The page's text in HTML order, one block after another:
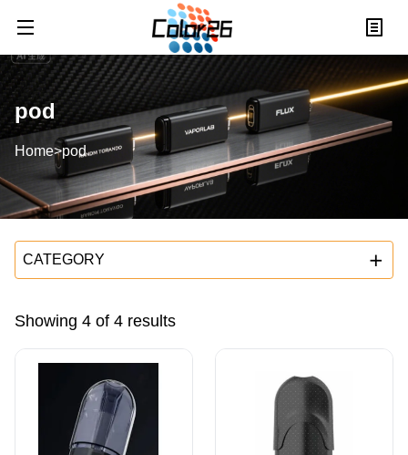
pod
Home>pod
CATEGORY
Showing 4 of 4 results